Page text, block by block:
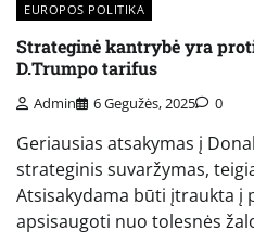
EUROPOS POLITIKA
Strateginė kantrybė yra
D.Trumpo tarifus
Admin 6 Gegužės, 2025 0
Geriausias atsakymas į
strateginis suvaržymas,
Atsisakydama būti įtraukta į
apsisaugoti nuo tolesnės